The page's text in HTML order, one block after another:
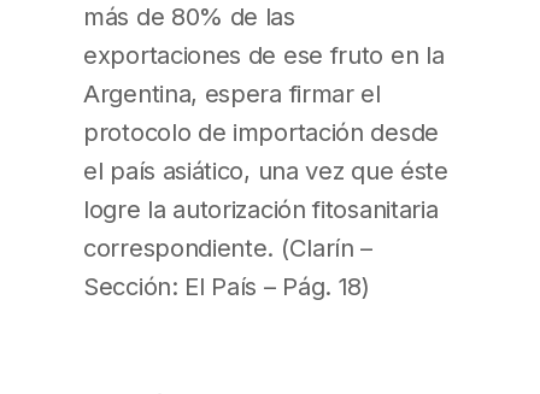
más de 80% de las
exportaciones de ese fruto en la
Argentina, espera firmar el
protocolo de importación desde
el país asiático, una vez que éste
logre la autorización fitosanitaria
correspondiente. (Clarín –
Sección: El País – Pág. 18)